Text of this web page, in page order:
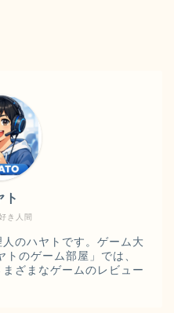
き人間
ト
人のハヤトです。ゲーム大
のゲーム部屋」では、
ざまなゲームのレビュー